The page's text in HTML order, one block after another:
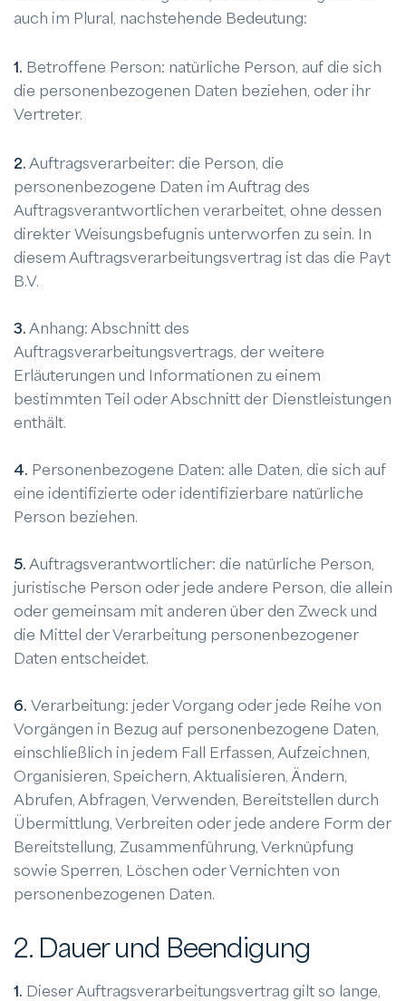
auch im Plural, nachstehende Bedeutung:
1. Betroffene Person: natürliche Person, auf die sich
die personenbezogenen Daten beziehen, oder ihr
Vertreter.
2. Auftragsverarbeiter: die Person, die
personenbezogene Daten im Auftrag des
Auftragsverantwortlichen verarbeitet, ohne dessen
direkter Weisungsbefugnis unterworfen zu sein. In
diesem Auftragsverarbeitungsvertrag ist das die Payt
B.V.
3. Anhang: Abschnitt des
Auftragsverarbeitungsvertrags, der weitere
Erläuterungen und Informationen zu einem
bestimmten Teil oder Abschnitt der Dienstleistungen
enthält.
4. Personenbezogene Daten: alle Daten, die sich auf
eine identifizierte oder identifizierbare natürliche
Person beziehen.
5. Auftragsverantwortlicher: die natürliche Person,
juristische Person oder jede andere Person, die allein
oder gemeinsam mit anderen über den Zweck und
die Mittel der Verarbeitung personenbezogener
Daten entscheidet.
6. Verarbeitung: jeder Vorgang oder jede Reihe von
Vorgängen in Bezug auf personenbezogene Daten,
einschließlich in jedem Fall Erfassen, Aufzeichnen,
Organisieren, Speichern, Aktualisieren, Ändern,
Abrufen, Abfragen, Verwenden, Bereitstellen durch
Übermittlung, Verbreiten oder jede andere Form der
Bereitstellung, Zusammenführung, Verknüpfung
sowie Sperren, Löschen oder Vernichten von
personenbezogenen Daten.
2. Dauer und Beendigung
1. Dieser Auftragsverarbeitungsvertrag gilt so lange,